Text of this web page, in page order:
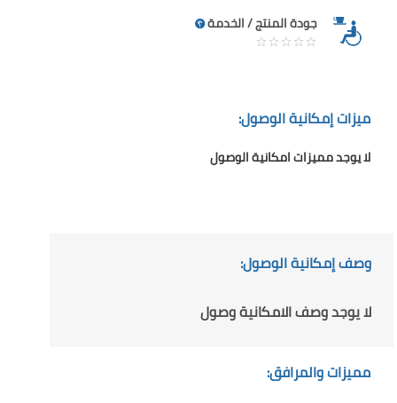
جودة المنتج / الخدمة
ميزات إمكانية الوصول:
لا يوجد مميزات امكانية الوصول
وصف إمكانية الوصول:
لا يوجد وصف الامكانية وصول
مميزات والمرافق: